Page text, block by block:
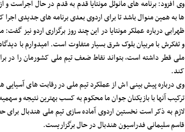
وی افزود: برنامه های مانوئل مونتایا قدم به قدم در حال اجراست و
ها به همین منوال باشد تا برای اردوی بعدی برنامه های جدیدی اجرا
ظهرابی درباره عملکر مونتایا در این چند روز برگزاری اردو نیز گفت:
و تفکرش با مربیان بلوک شرق بسیار متفاوت است. امیدوارم با
ملی قطر داشته است، بتواند نقاط ضعف تیم ملی کشورمان را در
کند.
وی درباره پیش بینی اش از عملکرد تیم ملی در رقابت های آسیایی
ترکیب آنها با بازیکنان جوان ما محکوم به کسب بهترین نتیجه و
لازم به ذکر است نخستین اردوی آماده سازی تیم ملی هندبال
قاسم سلیمانی فدراسیون هندبال در حال برگزاریست.